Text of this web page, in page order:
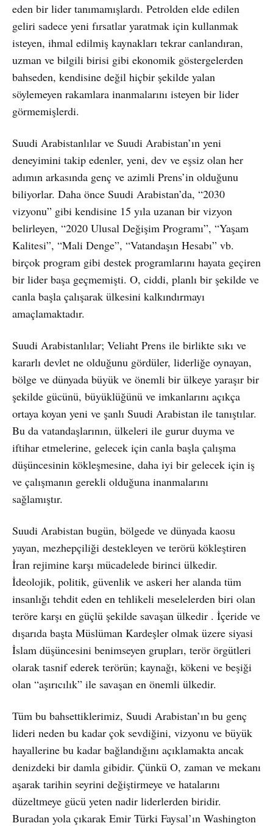
eden bir lider tanımamışlardı. Petrolden elde edilen
geliri sadece yeni fırsatlar yaratmak için kullanmak
isteyen, ihmal edilmiş kaynakları tekrar canlandıran,
uzman ve bilgili birisi gibi ekonomik göstergelerden
bahseden, kendisine değil hiçbir şekilde yalan
söylemeyen rakamlara inanmalarını isteyen bir lider
görmemişlerdi.
Suudi Arabistanlılar ve Suudi Arabistan’ın yeni
deneyimini takip edenler, yeni, dev ve eşsiz olan her
adımın arkasında genç ve azimli Prens’in olduğunu
biliyorlar. Daha önce Suudi Arabistan’da, “2030
vizyonu” gibi kendisine 15 yıla uzanan bir vizyon
belirleyen, “2020 Ulusal Değişim Programı”, “Yaşam
Kalitesi”, “Mali Denge”, “Vatandaşın Hesabı” vb.
birçok program gibi destek programlarını hayata geçiren
bir lider başa geçmemişti. O, ciddi, planlı bir şekilde ve
canla başla çalışarak ülkesini kalkındırmayı
amaçlamaktadır.
Suudi Arabistanlılar; Veliaht Prens ile birlikte sıkı ve
kararlı devlet ne olduğunu gördüler, liderliğe oynayan,
bölge ve dünyada büyük ve önemli bir ülkeye yaraşır bir
şekilde gücünü, büyüklüğünü ve imkanlarını açıkça
ortaya koyan yeni ve şanlı Suudi Arabistan ile tanıştılar.
Bu da vatandaşlarının, ülkeleri ile gurur duyma ve
iftihar etmelerine, gelecek için canla başla çalışma
düşüncesinin kökleşmesine, daha iyi bir gelecek için iş
ve çalışmanın gerekli olduğuna inanmalarını
sağlamıştır.
Suudi Arabistan bugün, bölgede ve dünyada kaosu
yayan, mezhepçiliği destekleyen ve terörü kökleştiren
İran rejimine karşı mücadelede birinci ülkedir.
İdeolojik, politik, güvenlik ve askeri her alanda tüm
insanlığı tehdit eden en tehlikeli meselelerden biri olan
teröre karşı en güçlü şekilde savaşan ülkedir . İçeride ve
dışarıda başta Müslüman Kardeşler olmak üzere siyasi
İslam düşüncesini benimseyen grupları, terör örgütleri
olarak tasnif ederek terörün; kaynağı, kökeni ve beşiği
olan “aşırıcılık” ile savaşan en önemli ülkedir.
Tüm bu bahsettiklerimiz, Suudi Arabistan’ın bu genç
lideri neden bu kadar çok sevdiğini, vizyonu ve büyük
hayallerine bu kadar bağlandığını açıklamakta ancak
denizdeki bir damla gibidir. Çünkü O, zaman ve mekanı
aşarak tarihin seyrini değiştirmeye ve hatalarını
düzeltmeye gücü yeten nadir liderlerden biridir.
Buradan yola çıkarak Emir Türki Faysal’ın Washington